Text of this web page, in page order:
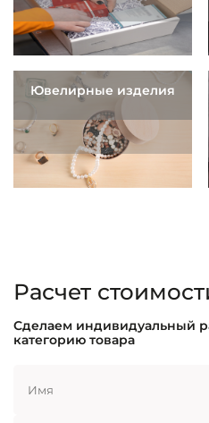
Ювелирные изделия
Расчет
Сделаем индивидуальный
категорию товара
Имя